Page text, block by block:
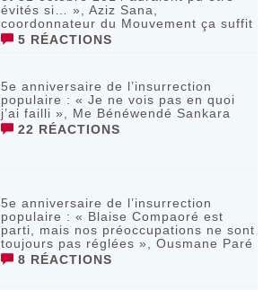
évités si… », Aziz Sana,
coordonnateur du Mouvement ça suffit
5 RÉACTIONS
5e anniversaire de l’insurrection
populaire : « Je ne vois pas en quoi
j’ai failli », Me Bénéwendé Sankara
22 RÉACTIONS
5e anniversaire de l’insurrection
populaire : « Blaise Compaoré est
parti, mais nos préoccupations ne sont
toujours pas réglées », Ousmane Paré
8 RÉACTIONS